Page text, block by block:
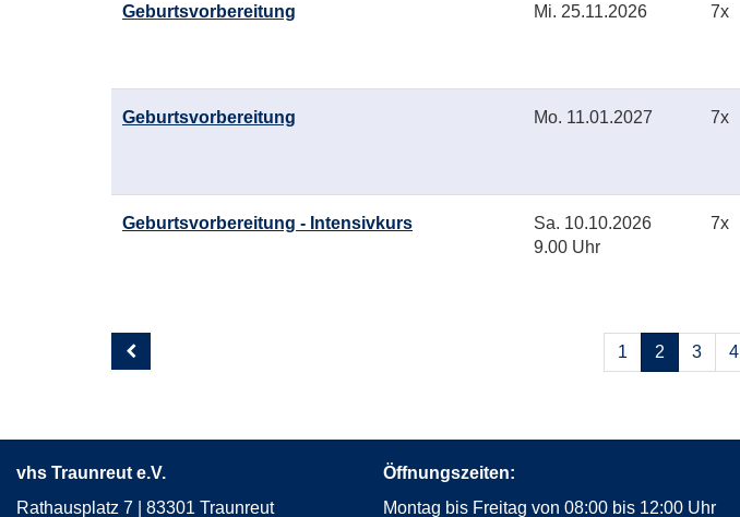
Geburtsvorbereitung Mi. 25.11.2026 7x
Geburtsvorbereitung Mo. 11.01.2027 7x
Geburtsvorbereitung - Intensivkurs Sa. 10.10.2026
9.00 Uhr
7x
Seite
2
Seiten
blättern
1 2 3 4
vhs Traunreut e.V.
Rathausplatz 7 | 83301 Traunreut
Öffnungszeiten:
Montag bis Freitag von 08:00 bis 12:00 Uhr